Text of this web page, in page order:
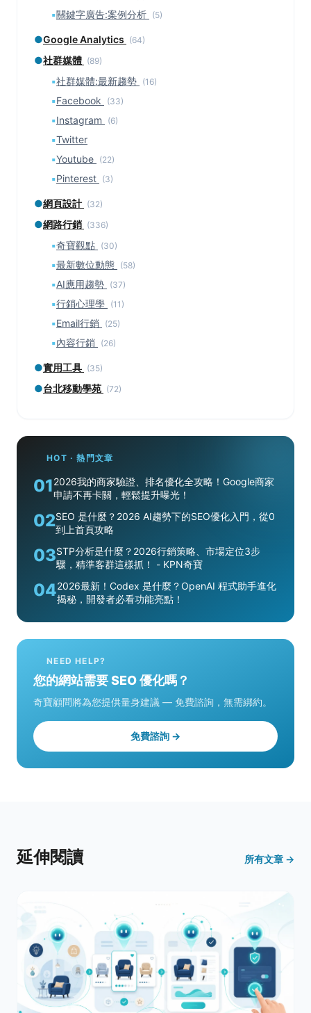
▪關鍵字廣告:案例分析 (5)
●Google Analytics (64)
●社群媒體 (89)
▪社群媒體:最新趨勢 (16)
▪Facebook (33)
▪Instagram (6)
▪Twitter
▪Youtube (22)
▪Pinterest (3)
●網頁設計 (32)
●網路行銷 (336)
▪奇寶觀點 (30)
▪最新數位動態 (58)
▪AI應用趨勢 (37)
▪行銷心理學 (11)
▪Email行銷 (25)
▪內容行銷 (26)
●實用工具 (35)
●台北移動學苑 (72)
HOT · 熱門文章
012026我的商家驗證、排名優化全攻略！Google商家
申請不再卡關，輕鬆提升曝光！
02SEO 是什麼？2026 AI趨勢下的SEO優化入門，從0
到上首頁攻略
03STP分析是什麼？2026行銷策略、市場定位3步
驟，精準客群這樣抓！ - KPN奇寶
042026最新！Codex 是什麼？OpenAI 程式助手進化
揭秘，開發者必看功能亮點！
NEED HELP?
您的網站需要 SEO 優化嗎？
奇寶顧問將為您提供量身建議 — 免費諮詢，無需綁約。
免費諮詢 →
延伸閱讀 所有文章 →